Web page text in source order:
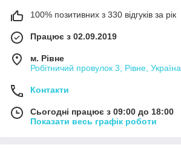
100% позитивних з 330 відгуків за рік
Працює з 02.09.2019
м. Рівне
Робітничий провулок 3, Рівне, Україна
Контакти
Сьогодні працює з 09:00 до 18:00
Показати весь графік роботи